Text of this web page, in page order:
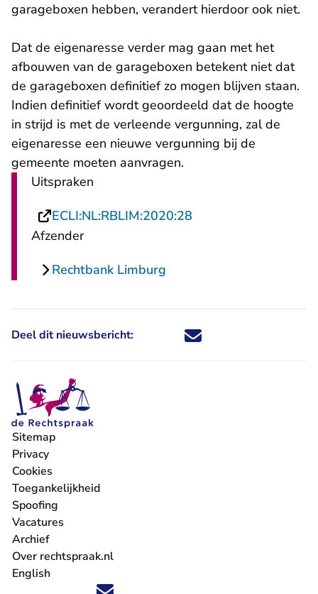
garageboxen hebben, verandert hierdoor ook niet.
Dat de eigenaresse verder mag gaan met het
afbouwen van de garageboxen betekent niet dat
de garageboxen definitief zo mogen blijven staan.
Indien definitief wordt geoordeeld dat de hoogte
in strijd is met de verleende vergunning, zal de
eigenaresse een nieuwe vergunning bij de
gemeente moeten aanvragen.
Uitspraken
ECLI:NL:RBLIM:2020:28
Afzender
Rechtbank Limburg
Deel dit nieuwsbericht: Deel dit nieuwsbericht via X -
Deel dit nieuwsbericht via
Deel dit nieuwsbericht
Deel dit
Volg ons op X (Twitter) - U verlaat Rechtspraak.nl
Volg ons op Facebook - U verlaat Rechtspraak.nl
Volg ons op Instagram - U verlaat Rechtspraak.nl
Volg ons op Youtube - U verlaat Rechtspraak.nl
Volg ons op LinkedIn - U verlaat
'Blijf op de hoogte' nieuwsbrief - U verlaat
Sitemap
Privacy
Cookies
Toegankelijkheid
Spoofing
Vacatures
- U verlaat Rechtspraak.nl
Archief
Over rechtspraak.nl
English